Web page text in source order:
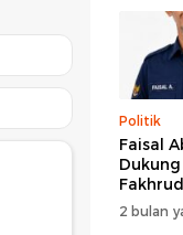
Politik
Faisal
2 bulan